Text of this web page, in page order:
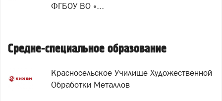
ФГБОУ ВО «...
Средне-специальное образование
Красносельское Училище Художественной
Обработки Металлов